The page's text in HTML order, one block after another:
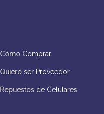
Cómo Comprar
Quiero ser Proveedor
Repuestos de Celulares